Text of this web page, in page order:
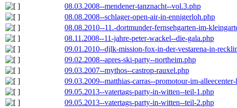
08.03.2008--mendener-tanznacht--vol.3.php
08.08.2008--schlager-open-air-in-ennigerloh.php
08.08.2010--11.-dortmunder-fernsehgarten-im-
08.11.2008--11-jahre-peter-wackel--die-gala.php
09.01.2010--djlk-mission-fox-in-der-vestarena-in-
09.02.2008--apres-ski-party--northeim.php
09.03.2007--mythos--castrop-rauxel.php
09.03.2009--matthias-carras--promotour-im-
09.05.2013--vatertags-party-in-witten--teil-1.php
09.05.2013--vatertags-party-in-witten--teil-2.php